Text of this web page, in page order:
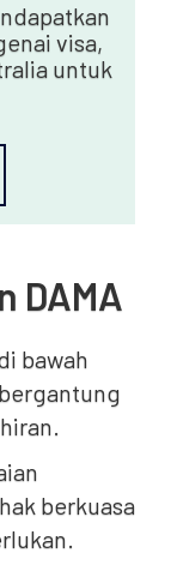
visa,
untuk
DAMA
bawah
berkuasa